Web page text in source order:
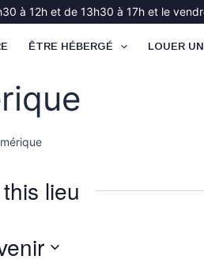
à 12h et de 13h30 à 17h et le
ÊTRE HÉBERGÉ LOUER
lieu